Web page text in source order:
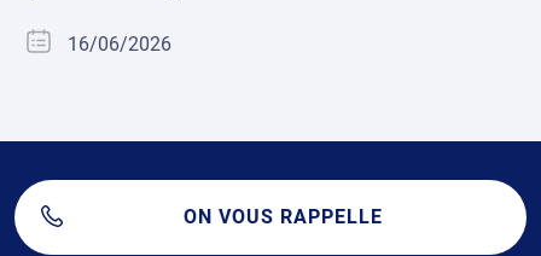
16/06/2026
ON VOUS RAPPELLE